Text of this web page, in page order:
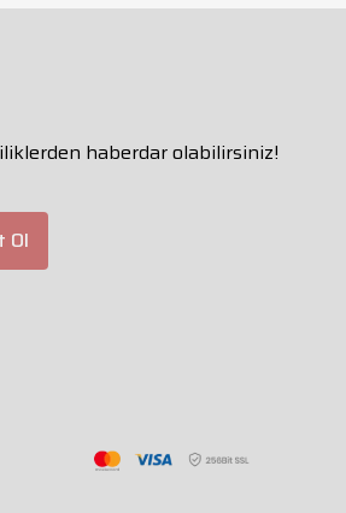
haberdar olabilirsiniz!
Ol